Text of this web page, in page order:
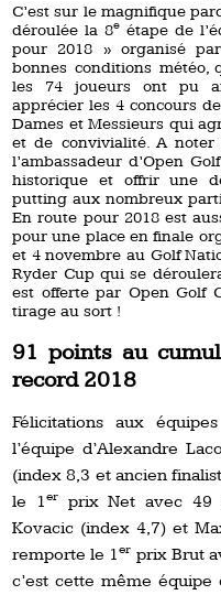
C’est sur le magnifique
déroulée la 8e étape de
pour 2018 » organisé
bonnes conditions
les 74 joueurs ont pu
apprécier les 4 concours
Dames et Messieurs qui
et de convivialité. A noter
l’ambassadeur d’Open
historique et offrir une
putting aux nombreux
En route pour 2018 est
pour une place en finale
et 4 novembre au Golf
Ryder Cup qui se
est offerte par Open Golf
tirage au sort !
91 points au
record 2018
Félicitations aux
l’équipe d’Alexandre
(index 8,3 et ancien
le 1erprix Net avec 49
Kovacic (index 4,7) et
remporte le 1er prix Brut
c’est cette même